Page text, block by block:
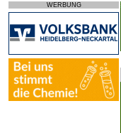
WERBUNG